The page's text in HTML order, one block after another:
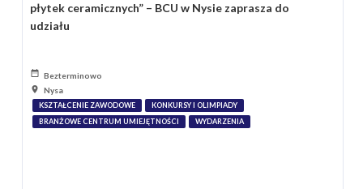
płytek ceramicznych” – BCU w Nysie zaprasza do
udziału
Bezterminowo
Nysa
KSZTAŁCENIE ZAWODOWE
KONKURSY I OLIMPIADY
BRANŻOWE CENTRUM UMIEJĘTNOŚCI
WYDARZENIA